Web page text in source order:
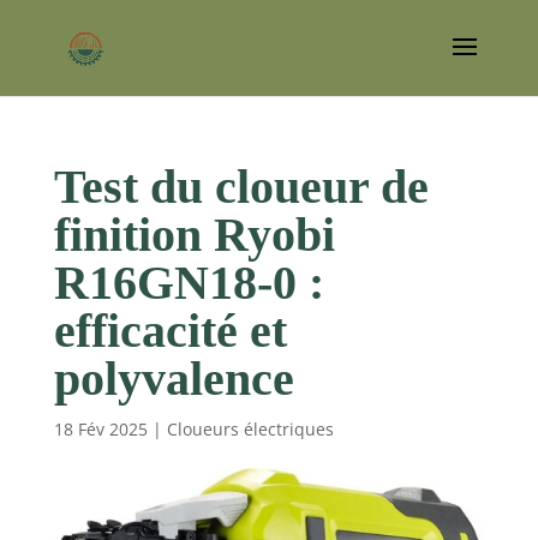
Test du cloueur de
finition Ryobi
R16GN18-0 :
efficacité et
polyvalence
18 Fév 2025| Cloueurs électriques